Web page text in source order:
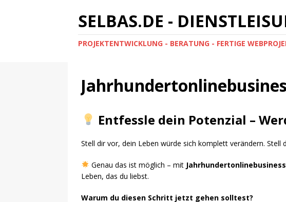
SELBAS.DE -
PROJEKTENTWICKLUNG - BERATUNG - FERTIGE
Entfessle dein Potenzial –
Stell dir vor, dein Leben würde sich komplett verändern.
Genau das ist möglich – mit Jahrhundertonlinebusiness
Leben, das du liebst.
Warum du diesen Schritt jetzt gehen solltest?